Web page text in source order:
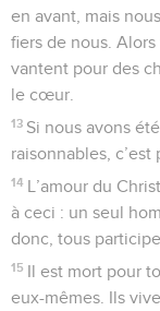
en avant, mais
fiers de nous.
vantent pour des
le cœur.
13 Si nous avons
raisonnables, c’est
14 L’amour du
à ceci : un seul
donc, tous
15 Il est mort pour
eux-mêmes. Ils